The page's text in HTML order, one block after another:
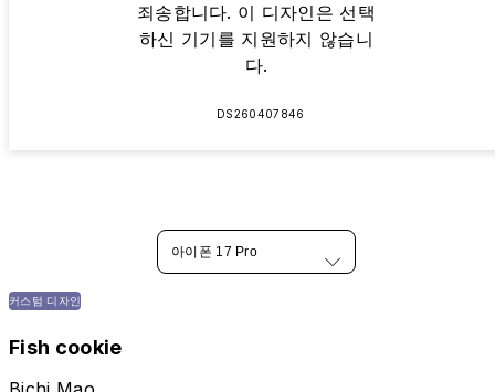
죄송합니다. 이 디자인은 선택
하신 기기를 지원하지 않습니
다.
DS260407846
아이폰 17 Pro
커스텀 디자인
Fish cookie